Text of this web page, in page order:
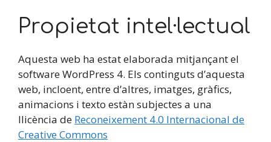
Propietat intel·lectual
Aquesta web ha estat elaborada mitjançant el
software WordPress 4. Els continguts d’aquesta
web, incloent, entre d’altres, imatges, gràfics,
animacions i texto estàn subjectes a una
llicència de Reconeixement 4.0 Internacional de
Creative Commons